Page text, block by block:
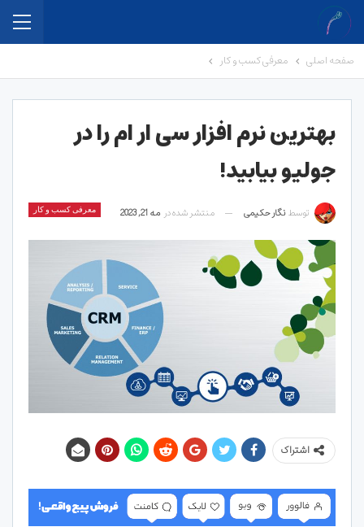
صفحه اصلی معرفی کسب و کار
بهترین نرم افزار سی ار ام را در
جولیو بیابید!
معرفی کسب و کار توسط نگار حکیمی منتشر شده در مه 21, 2023
اشتراک